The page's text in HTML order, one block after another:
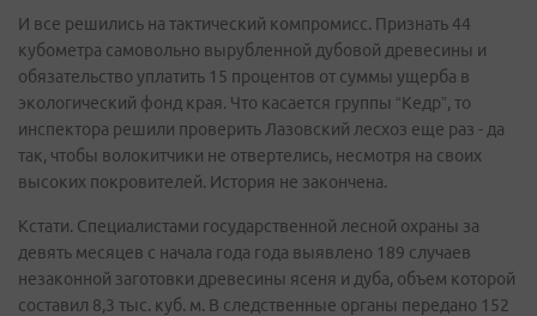
И все решились на тактический компромисс. Признать 44
кубометра самовольно вырубленной дубовой древесины и
обязательство уплатить 15 процентов от суммы ущерба в
экологический фонд края. Что касается группы “Кедр”, то
инспектора решили проверить Лазовский лесхоз еще раз - да
так, чтобы волокитчики не отвертелись, несмотря на своих
высоких покровителей. История не закончена.
Кстати. Специалистами государственной лесной охраны за
девять месяцев с начала года года выявлено 189 случаев
незаконной заготовки древесины ясеня и дуба, объем которой
составил 8,3 тыс. куб. м. В следственные органы передано 152